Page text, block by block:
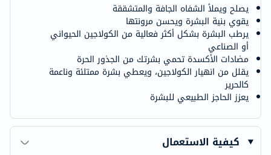
يصلح ويملأ الشفاه الجافة والمتشققة
يقوي بنية البشرة ويحسن مرونتها
يرطب البشرة بشكل أكثر فعالية من الكولاجين الحيواني
أو الصناعي
مضادات الأكسدة تحمي بشرتك من الجذور الحرة
يقلل من انهيار الكولاجين، ويعطي بشرة ممتلئة وناعمة
كالحرير
يعزز الحاجز الطبيعي للبشرة
كيفية الاستعمال